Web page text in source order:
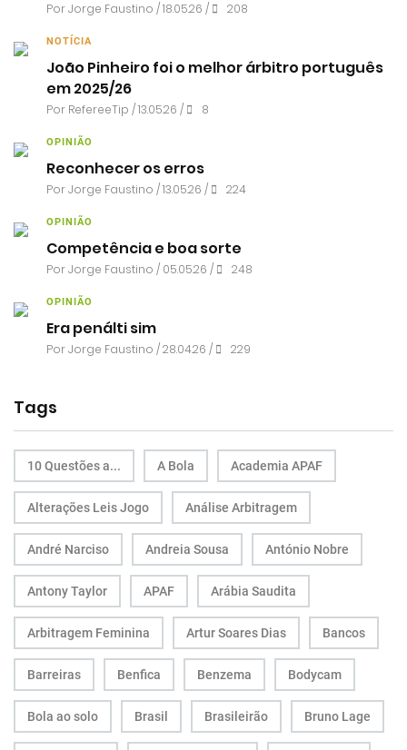
PorJorge Faustino / 18.05.26 / 208
NOTÍCIA
João Pinheiro foi o melhor árbitro português
em 2025/26
Por RefereeTip / 13.05.26 / 8
OPINIÃO
Reconhecer os erros
PorJorge Faustino / 13.05.26 / 224
OPINIÃO
Competência e boa sorte
PorJorge Faustino / 05.05.26 / 248
OPINIÃO
Era penálti sim
PorJorge Faustino / 28.04.26 / 229
Tags
10 Questões a... A Bola Academia APAF
Alterações Leis Jogo Análise Arbitragem
André Narciso Andreia Sousa António Nobre
Antony Taylor APAF Arábia Saudita
Arbitragem Feminina Artur Soares Dias Bancos
Barreiras Benfica Benzema Bodycam
Bola ao solo Brasil Brasileirão Bruno Lage